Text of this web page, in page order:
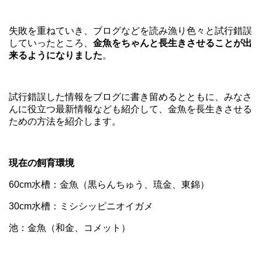
失敗を重ねていき、ブログなどを読み漁り色々と試行錯誤
していったところ、 金魚をちゃんと長生きさせることが出
来るようになりました。
試行錯誤した情報をブログに書き留めるとともに、みなさ
んに役立つ最新情報なども紹介して、金魚を長生きさせる
ための方法を紹介します。
現在の飼育環境
60cm水槽：金魚（黒らんちゅう、琉金、東錦）
30cm水槽：ミシシッピニオイガメ
池：金魚（和金、コメット）